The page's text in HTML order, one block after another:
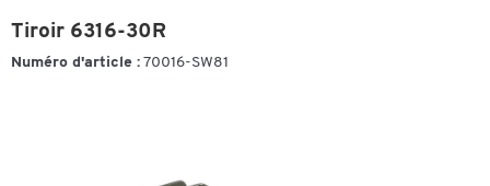
Tiroir 6316-30R
Numéro d'article : 70016-SW81